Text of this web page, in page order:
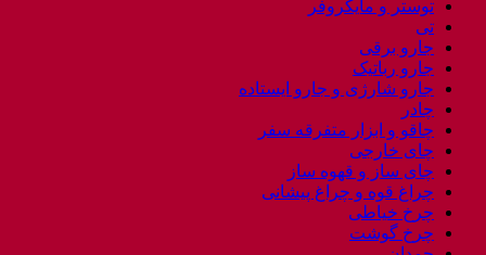
توستر و مایکروفر
تی
جارو برقی
جارو رباتیک
جارو شارژی و جارو ایستاده
چادر
چاقو و ابزار متفرقه سفر
چای خارجی
چای ساز و قهوه ساز
چراغ قوه و چراغ پیشانی
چرخ خیاطی
چرخ گوشت